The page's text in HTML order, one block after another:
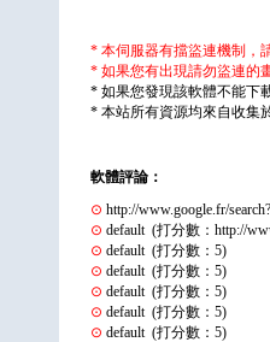
* 本伺服器有擋盜連機制，
* 如果您有出現請勿盜連的
* 如果您發現該軟體不能下
* 本站所有資源均來自收集
軟體評論：
⊙ http://www.google.fr/
⊙ default (打分數：http://
⊙ default (打分數：5)
⊙ default (打分數：5)
⊙ default (打分數：5)
⊙ default (打分數：5)
⊙ default (打分數：5)